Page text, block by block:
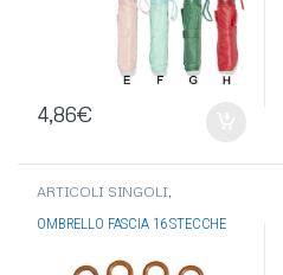
4,86€
ARTICOLI SINGOLI
OCCHIALI-OMBRELLI
OMBRELLI
OMBRELLO FASCIA 16 STECCHE